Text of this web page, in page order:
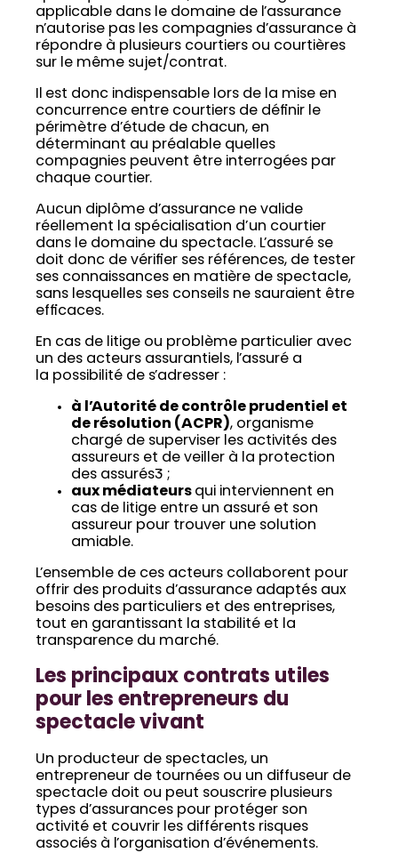
applicable dans le domaine de l’assurance
n’autorise pas les compagnies d’assurance à
répondre à plusieurs courtiers ou courtières
sur le même sujet/contrat.
Il est donc indispensable lors de la mise en
concurrence entre courtiers de définir le
périmètre d’étude de chacun, en
déterminant au préalable quelles
compagnies peuvent être interrogées par
chaque courtier.
Aucun diplôme d’assurance ne valide
réellement la spécialisation d’un courtier
dans le domaine du spectacle. L’assuré se
doit donc de vérifier ses références, de tester
ses connaissances en matière de spectacle,
sans lesquelles ses conseils ne sauraient être
efficaces.
En cas de litige ou problème particulier avec
un des acteurs assurantiels, l’assuré a
la possibilité de s’adresser :
à l’Autorité de contrôle prudentiel et
de résolution (ACPR), organisme
chargé de superviser les activités des
assureurs et de veiller à la protection
des assurés3 ;
aux médiateurs qui interviennent en
cas de litige entre un assuré et son
assureur pour trouver une solution
amiable.
L’ensemble de ces acteurs collaborent pour
offrir des produits d’assurance adaptés aux
besoins des particuliers et des entreprises,
tout en garantissant la stabilité et la
transparence du marché.
Les principaux contrats utiles
pour les entrepreneurs du
spectacle vivant
Un producteur de spectacles, un
entrepreneur de tournées ou un diffuseur de
spectacle doit ou peut souscrire plusieurs
types d’assurances pour protéger son
activité et couvrir les différents risques
associés à l’organisation d’événements.